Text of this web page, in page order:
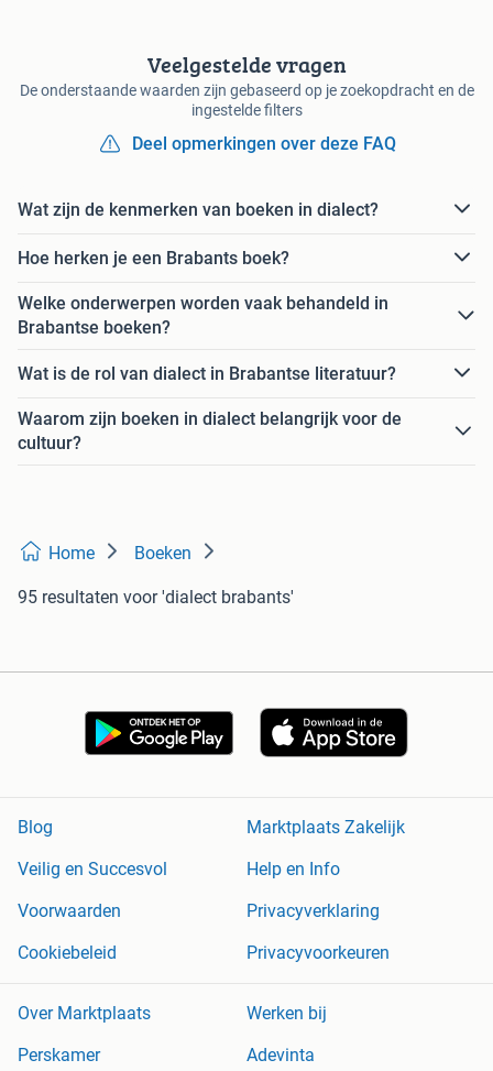
Veelgestelde vragen
De onderstaande waarden zijn gebaseerd op je zoekopdracht en de
ingestelde filters
Deel opmerkingen over deze FAQ
Wat zijn de kenmerken van boeken in dialect?
Hoe herken je een Brabants boek?
Welke onderwerpen worden vaak behandeld in
Brabantse boeken?
Wat is de rol van dialect in Brabantse literatuur?
Waarom zijn boeken in dialect belangrijk voor de
cultuur?
Home Boeken
95 resultaten voor 'dialect brabants'
Blog
Marktplaats Zakelijk
Veilig en Succesvol
Help en Info
Voorwaarden
Privacyverklaring
Cookiebeleid
Privacyvoorkeuren
Over Marktplaats
Werken bij
Perskamer
Adevinta